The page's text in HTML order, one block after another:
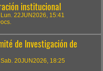
institucional
Lun. 22JUN2026, 15:41
de Investigación de
Sab. 20JUN2026, 18:25